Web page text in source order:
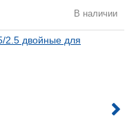
В наличии
двойные для